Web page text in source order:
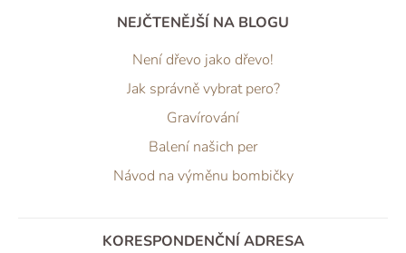
NEJČTENĚJŠÍ NA BLOGU
Není dřevo jako dřevo!
Jak správně vybrat pero?
Gravírování
Balení našich per
Návod na výměnu bombičky
KORESPONDENČNÍ ADRESA